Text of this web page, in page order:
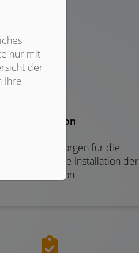
Installation
Techniker sorgen für die
und sichere Installation der
Ladestation
nur mit
der
Ihre